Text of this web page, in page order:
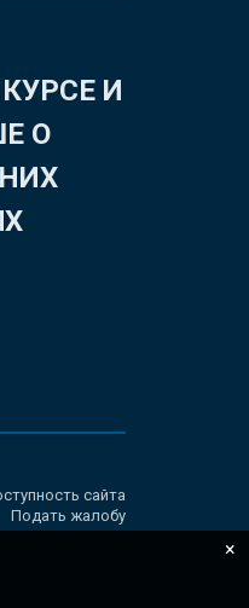
И
О
сайта
Подать жалобу
×